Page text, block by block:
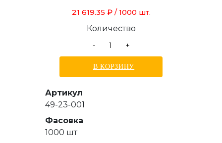
21 619.35 ₽ / 1000 шт.
Количество
-
+
В КОРЗИНУ
Артикул
49-23-001
Фасовка
1000 шт